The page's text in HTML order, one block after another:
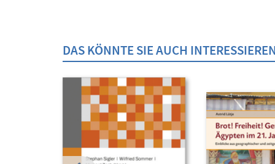
DAS KÖNNTE SIE AUCH